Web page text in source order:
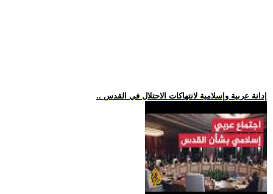
.. إدانة عربية وإسلامية لانتهاكات الاحتلال في القدس